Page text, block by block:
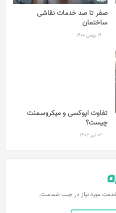
صفر تا صد خدمات نقاشی
ساختمان
19 بهمن 1400
تفاوت اپوکسی و میکروسمنت
چیست؟